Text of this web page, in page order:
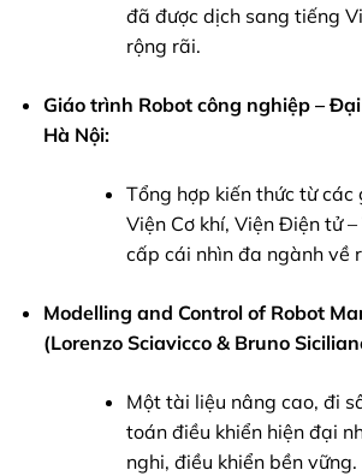
đã được dịch sang tiếng
rộng rãi.
Giáo trình Robot công nghiệp –
Hà Nội:
Tổng hợp kiến thức từ các
Viện Cơ khí, Viện Điện tử
cấp cái nhìn đa ngành về
Modelling and Control of Robot
(Lorenzo Sciavicco & Bruno
Một tài liệu nâng cao, đi
toán điều khiển hiện đại
nghi, điều khiển bền vững.